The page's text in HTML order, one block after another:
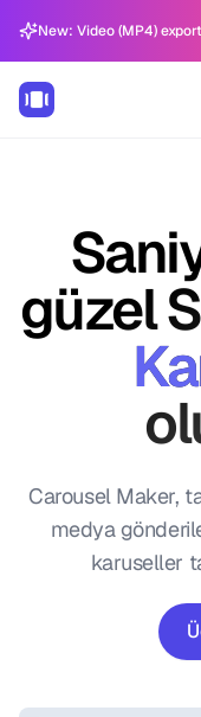
güzel
Carousel Maker,
medya
karuseller